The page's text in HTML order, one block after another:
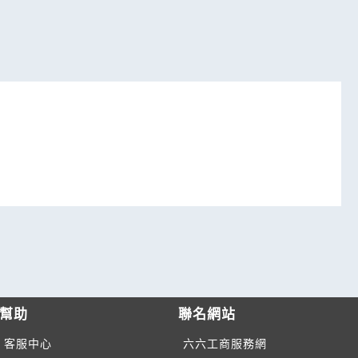
幫助
客服中心
聯名網站
六六工商服務網